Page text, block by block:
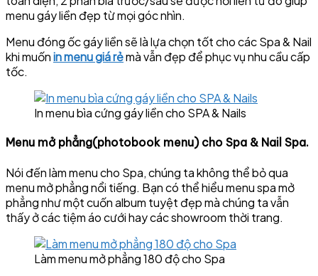
menu gáy liền đẹp từ mọi góc nhìn.
Menu đóng ốc gáy liền sẽ là lựa chọn tốt cho các Spa & Nail
khi muốnin menu giá rẻmà vẫn đẹp để phục vụ nhu cầu cấp
tốc.
In menu bìa cứng gáy liền cho SPA & Nails
Menu mở phẳng(photobook menu) cho Spa & Nail Spa.
Nói đến làm menu cho Spa, chúng ta không thể bỏ qua
menu mở phẳng nổi tiếng. Bạn có thể hiểu menu spa mở
phẳng như một cuốn album tuyệt đẹp mà chúng ta vẫn
thấy ở các tiệm áo cưới hay các showroom thời trang.
Làm menu mở phẳng 180 độ cho Spa